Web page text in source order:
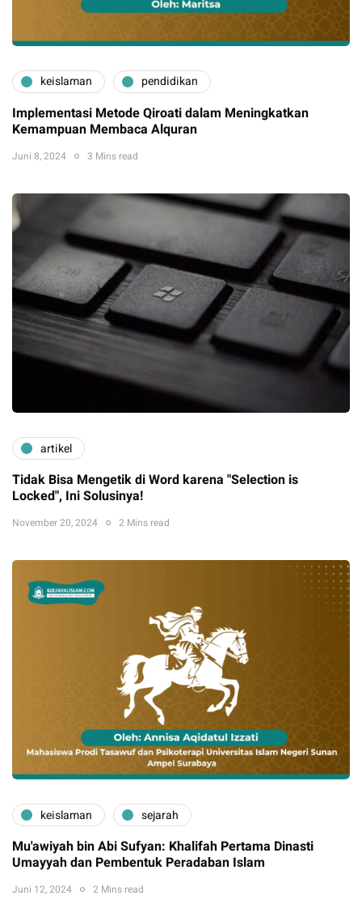
keislaman pendidikan
Implementasi Metode Qiroati dalam Meningkatkan
Kemampuan Membaca Alquran
Juni 8, 2024 3 Mins read
artikel
Tidak Bisa Mengetik di Word karena "Selection is
Locked", Ini Solusinya!
November 20, 2024 2 Mins read
keislaman sejarah
Mu'awiyah bin Abi Sufyan: Khalifah Pertama Dinasti
Umayyah dan Pembentuk Peradaban Islam
Juni 12, 2024 2 Mins read